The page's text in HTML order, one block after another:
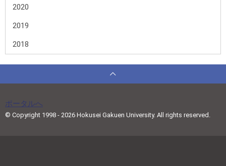
2020
2019
2018
ポータルへ
© Copyright 1998 - 2026 Hokusei Gakuen University. All rights reserved.